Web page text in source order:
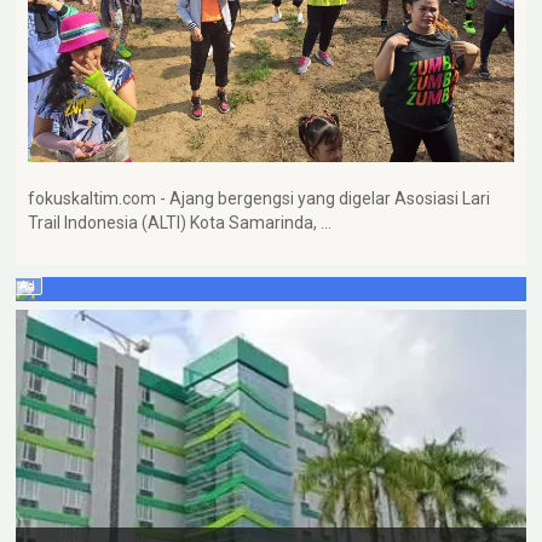
fokuskaltim.com - Ajang bergengsi yang digelar Asosiasi Lari
Trail Indonesia (ALTI) Kota Samarinda, …